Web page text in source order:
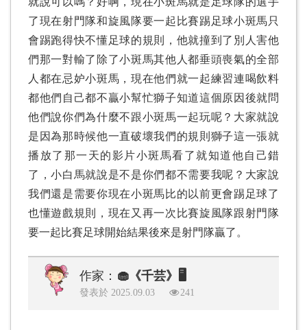
了現在射門隊和旋風隊要一起比賽踢足球小斑馬只
會踢跑得快不懂足球的規則，他就撞到了別人害他
們那一對輸了除了小斑馬其他人都垂頭喪氣的全部
人都在忌妒小斑馬，現在他們就一起練習連喝飲料
都他們自己都不贏小幫忙獅子知道這個原因後就問
他們說你們為什麼不跟小斑馬一起玩呢？大家就說
是因為那時候他一直破壞我們的規則獅子這一張就
播放了那一天的影片小斑馬看了就知道他自己錯
了，小白馬就說是不是你們都不需要我呢？大家說
我們還是需要你現在小斑馬比的以前更會踢足球了
也懂遊戲規則，現在又再一次比賽旋風隊跟射門隊
要一起比賽足球開始結果後來是射門隊贏了。
作家： 🧁《千芸》🖥️
發表於 2025.09.03 241